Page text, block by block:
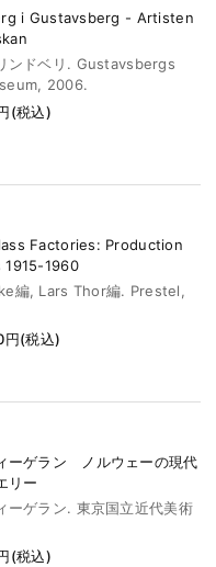
i Gustavsberg - Artisten
ンドベリ. Gustavsbergs
2006.
(税込)
Factories: Production
1915-1960
編, Lars Thor編. Prestel,
(税込)
ーゲラン ノルウェーの現代
リー
ーゲラン. 東京国立近代美術
(税込)